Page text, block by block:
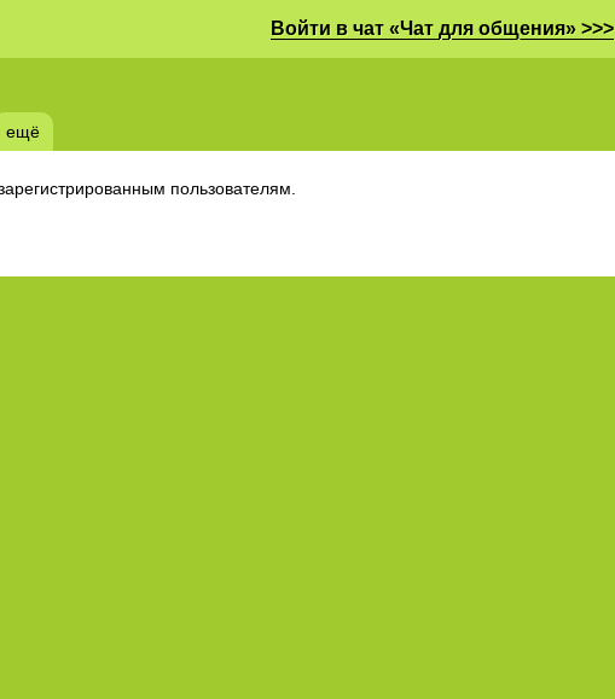
Войти в чат «Чат для общения» >>>
ещё
пользователям.